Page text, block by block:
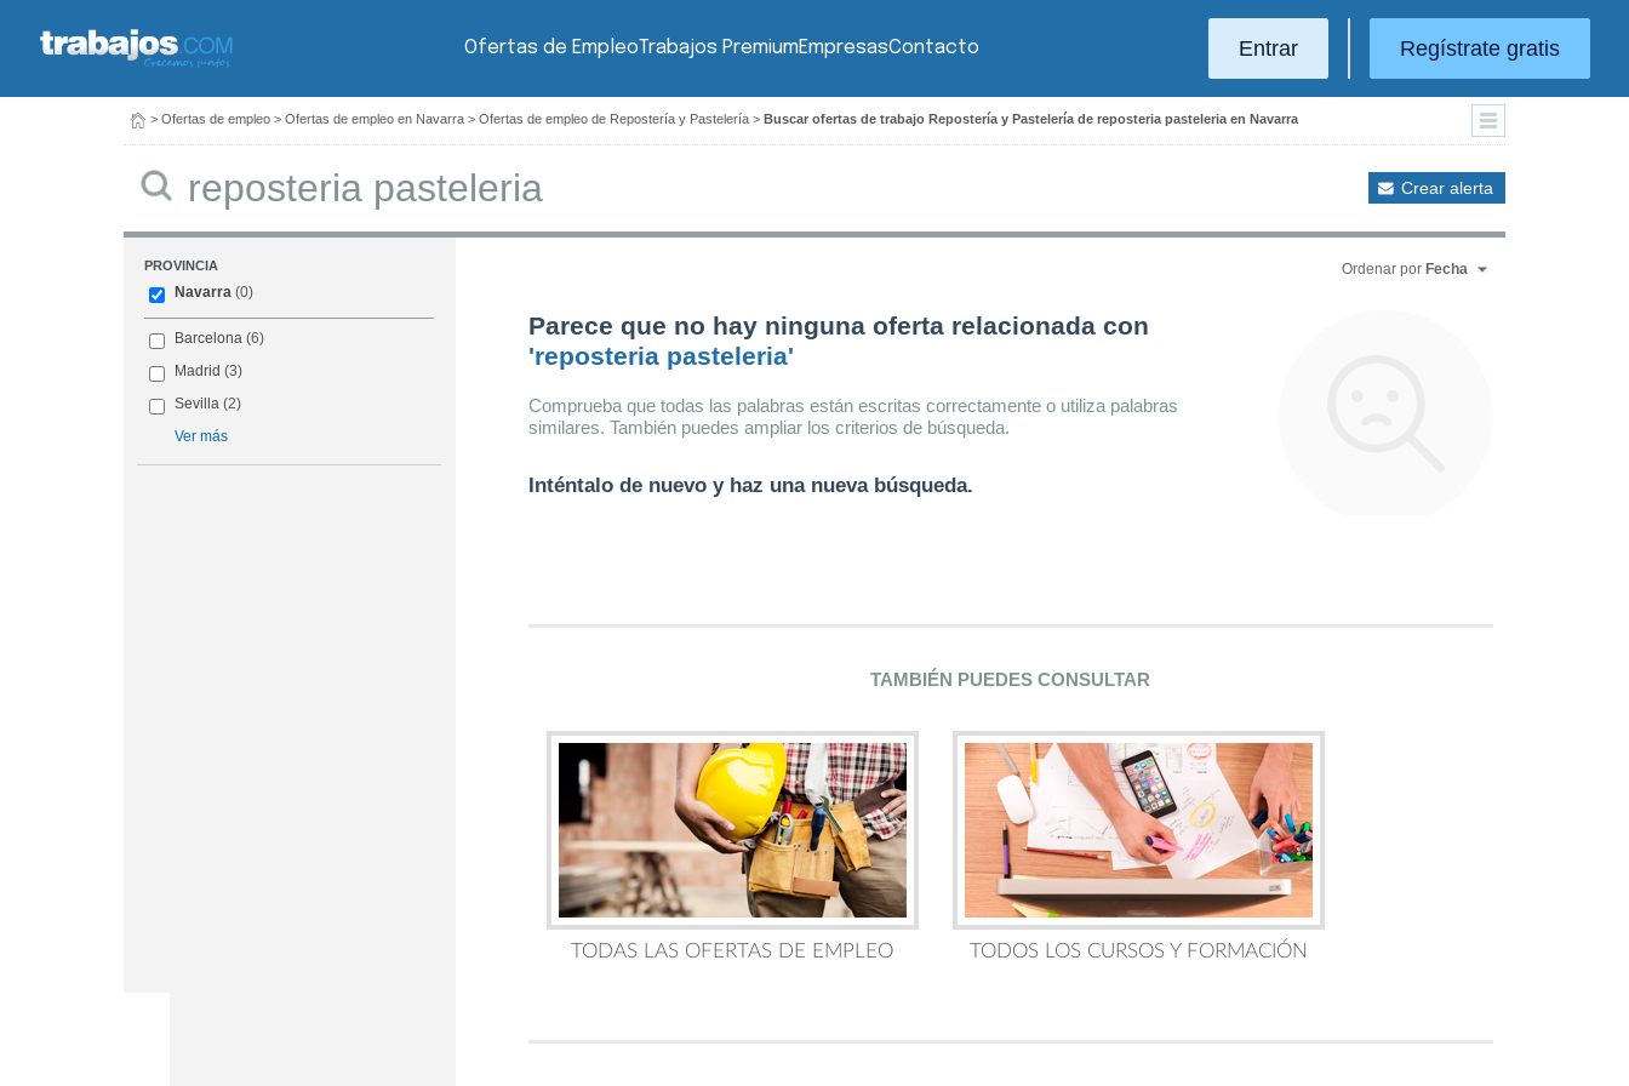
Ofertas de EmpleoTrabajos PremiumEmpresasContacto Entrar Regístrate gratis
> Ofertas de empleo > Ofertas de empleo en Navarra > Ofertas de empleo de Repostería y Pastelería > Buscar ofertas de trabajo Repostería y Pastelería de reposteria pasteleria en Navarra
Crear alerta
PROVINCIA
Navarra (0)
Barcelona (6)
Madrid (3)
Sevilla (2)
Ver más
Ordenar por Fecha
Parece que no hay ninguna oferta relacionada con
'reposteria pasteleria'
Comprueba que todas las palabras están escritas correctamente o utiliza palabras
similares. También puedes ampliar los criterios de búsqueda.
Inténtalo de nuevo y haz una nueva búsqueda.
TAMBIÉN PUEDES CONSULTAR
TODAS LAS OFERTAS DE EMPLEO TODOS LOS CURSOS Y FORMACIÓN